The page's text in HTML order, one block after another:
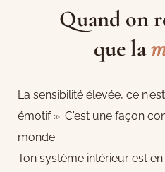
Quand on
que la
La sensibilité élevée, ce
émotif ». C'est une façon
monde.
Ton système intérieur est